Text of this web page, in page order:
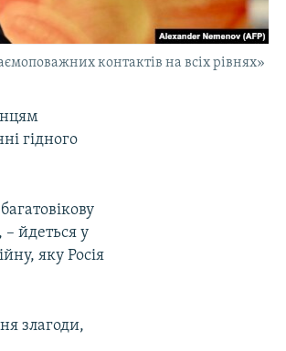
контактів на всіх рівнях»
гідного
йдеться у
яку Росія
злагоди,